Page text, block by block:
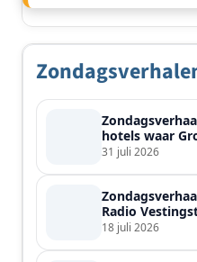
hotels waar
31 juli 2026
Radio
de streek
18 juli 2026